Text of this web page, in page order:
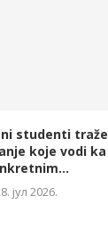
studenti traže
koje vodi ka
јул 2026.